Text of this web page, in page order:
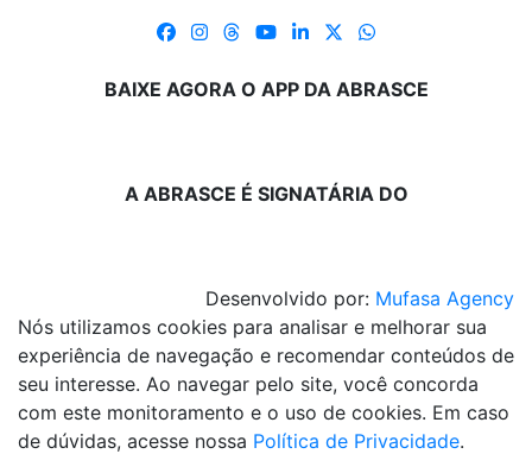
BAIXE AGORA O APP DA ABRASCE
A ABRASCE É SIGNATÁRIA DO
Desenvolvido por: Mufasa Agency
Nós utilizamos cookies para analisar e melhorar sua
experiência de navegação e recomendar conteúdos de
seu interesse. Ao navegar pelo site, você concorda
com este monitoramento e o uso de cookies. Em caso
de dúvidas, acesse nossa Política de Privacidade.